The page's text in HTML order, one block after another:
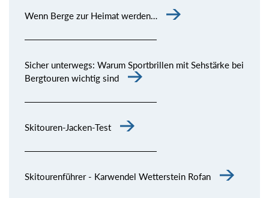
Wenn Berge zur Heimat werden…
Sicher unterwegs: Warum Sportbrillen mit Sehstärke bei
Bergtouren wichtig sind
Skitouren-Jacken-Test
Skitourenführer - Karwendel Wetterstein Rofan